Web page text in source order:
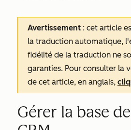
Avertissement : cet article
la traduction automatique,
fidélité de la traduction ne
garanties. Pour consulter la
de cet article, en anglais,
Gérer la base